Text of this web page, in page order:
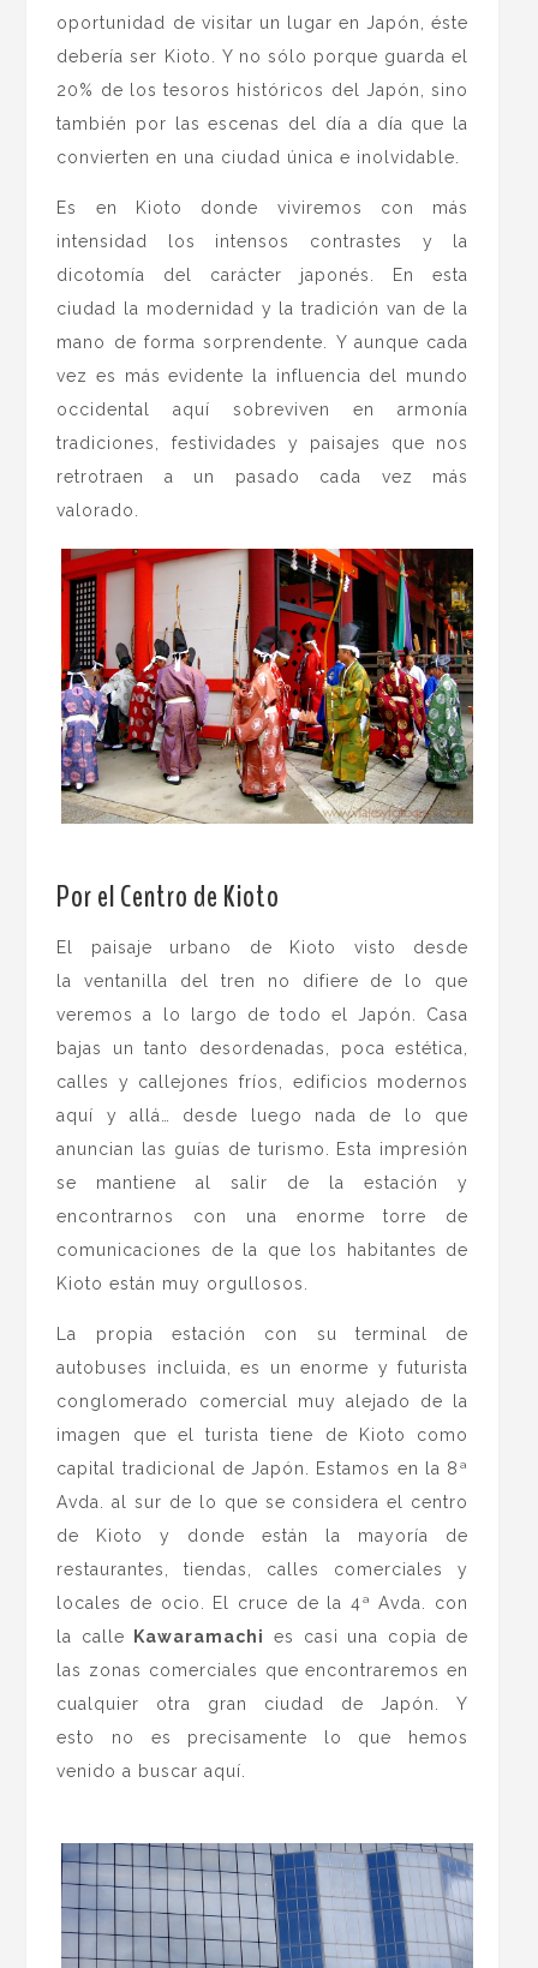
oportunidad de visitar un lugar en Japón, éste
debería ser Kioto. Y no sólo porque guarda el
20% de los tesoros históricos del Japón, sino
también por las escenas del día a día que la
convierten en una ciudad única e inolvidable.
Es en Kioto donde viviremos con más
intensidad los intensos contrastes y la
dicotomía del carácter japonés. En esta
ciudad la modernidad y la tradición van de la
mano de forma sorprendente. Y aunque cada
vez es más evidente la influencia del mundo
occidental aquí sobreviven en armonía
tradiciones, festividades y paisajes que nos
retrotraen a un pasado cada vez más
valorado.
Por el Centro de Kioto
El paisaje urbano de Kioto visto desde
la ventanilla del tren no difiere de lo que
veremos a lo largo de todo el Japón. Casa
bajas un tanto desordenadas, poca estética,
calles y callejones fríos, edificios modernos
aquí y allá… desde luego nada de lo que
anuncian las guías de turismo. Esta impresión
se mantiene al salir de la estación y
encontrarnos con una enorme torre de
comunicaciones de la que los habitantes de
Kioto están muy orgullosos.
La propia estación con su terminal de
autobuses incluida, es un enorme y futurista
conglomerado comercial muy alejado de la
imagen que el turista tiene de Kioto como
capital tradicional de Japón. Estamos en la 8ª
Avda. al sur de lo que se considera el centro
de Kioto y donde están la mayoría de
restaurantes, tiendas, calles comerciales y
locales de ocio. El cruce de la 4ª Avda. con
la calle
Kawaramachi
es casi una copia de
las zonas comerciales que encontraremos en
cualquier otra gran ciudad de Japón. Y
esto no es precisamente lo que hemos
venido a buscar aquí.